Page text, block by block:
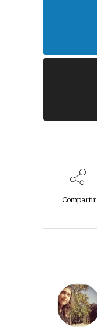
Compartir